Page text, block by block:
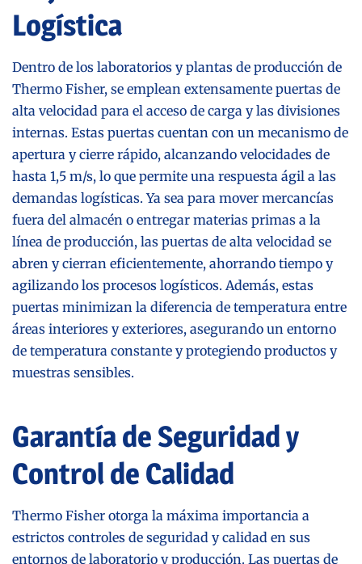
Logística
Dentro de los laboratorios y plantas de producción de
Thermo Fisher, se emplean extensamente puertas de
alta velocidad para el acceso de carga y las divisiones
internas. Estas puertas cuentan con un mecanismo de
apertura y cierre rápido, alcanzando velocidades de
hasta 1,5 m/s, lo que permite una respuesta ágil a las
demandas logísticas. Ya sea para mover mercancías
fuera del almacén o entregar materias primas a la
línea de producción, las puertas de alta velocidad se
abren y cierran eficientemente, ahorrando tiempo y
agilizando los procesos logísticos. Además, estas
puertas minimizan la diferencia de temperatura entre
áreas interiores y exteriores, asegurando un entorno
de temperatura constante y protegiendo productos y
muestras sensibles.
Garantía de Seguridad y
Control de Calidad
Thermo Fisher otorga la máxima importancia a
estrictos controles de seguridad y calidad en sus
entornos de laboratorio y producción. Las puertas de